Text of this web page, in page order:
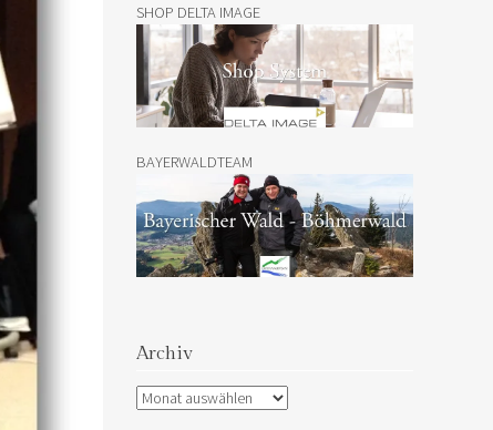
SHOP DELTA IMAGE
BAYERWALDTEAM
Archiv
Archiv